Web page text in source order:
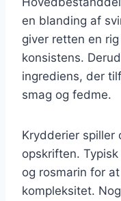
en blanding af
giver retten en
konsistens.
ingrediens, der
smag og fedme.
Krydderier spiller
opskriften.
og rosmarin for
kompleksitet.